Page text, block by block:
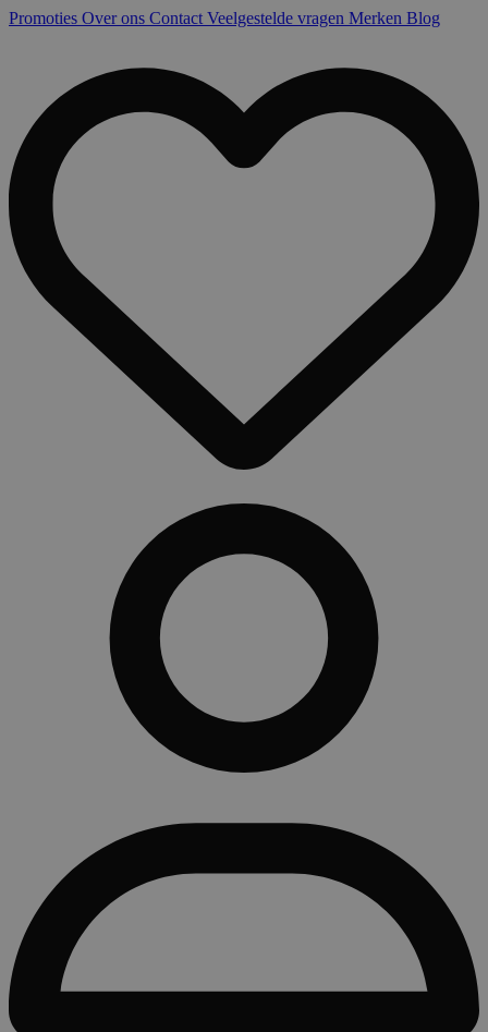
Promoties Over ons Contact Veelgestelde vragen Merken Blog